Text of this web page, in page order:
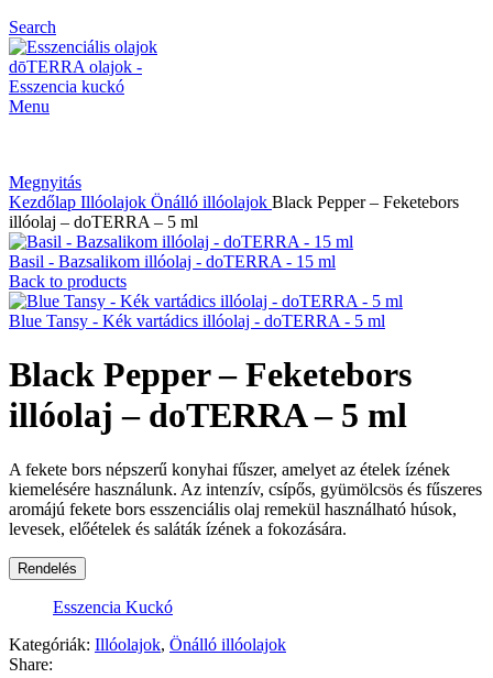
Search
Menu
Megnyitás
Kezdőlap Illóolajok Önálló illóolajok Black Pepper – Feketebors
illóolaj – doTERRA – 5 ml
Basil - Bazsalikom illóolaj - doTERRA - 15 ml
Back to products
Blue Tansy - Kék vartádics illóolaj - doTERRA - 5 ml
Black Pepper – Feketebors
illóolaj – doTERRA – 5 ml
A fekete bors népszerű konyhai fűszer, amelyet az ételek ízének
kiemelésére használunk. Az intenzív, csípős, gyümölcsös és fűszeres
aromájú fekete bors esszenciális olaj remekül használható húsok,
levesek, előételek és saláták ízének a fokozására.
Rendelés
Esszencia Kuckó
Kategóriák: Illóolajok, Önálló illóolajok
Share: